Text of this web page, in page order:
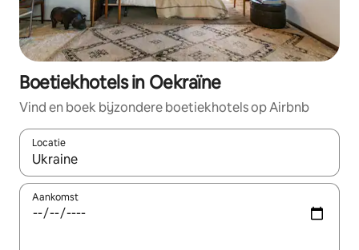
Boetiekhotels in Oekraïne
Vind en boek bijzondere boetiekhotels op Airbnb
Locatie
Wanneer er suggesties beschikbaar zijn, maak je een keuze
Aankomst